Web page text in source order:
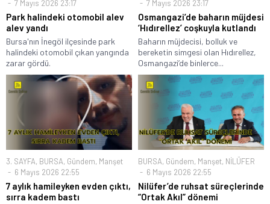
7 Mayıs 2026 23:17
Park halindeki otomobil alev
alev yandı
Bursa'nın İnegöl ilçesinde park
halindeki otomobil çıkan yangında
zarar gördü.
7 Mayıs 2026 23:17
Osmangazi’de baharın müjdesi
‘Hıdırellez’ coşkuyla kutlandı
Baharın müjdecisi, bolluk ve
bereketin simgesi olan Hıdırellez,
Osmangazi’de binlerce...
3. SAYFA, BURSA, Gündem, Manşet
6 Mayıs 2026 22:55
7 aylık hamileyken evden çıktı,
sırra kadem bastı
BURSA, Gündem, Manşet, NİLÜFER
6 Mayıs 2026 22:55
Nilüfer’de ruhsat süreçlerinde
“Ortak Akıl” dönemi